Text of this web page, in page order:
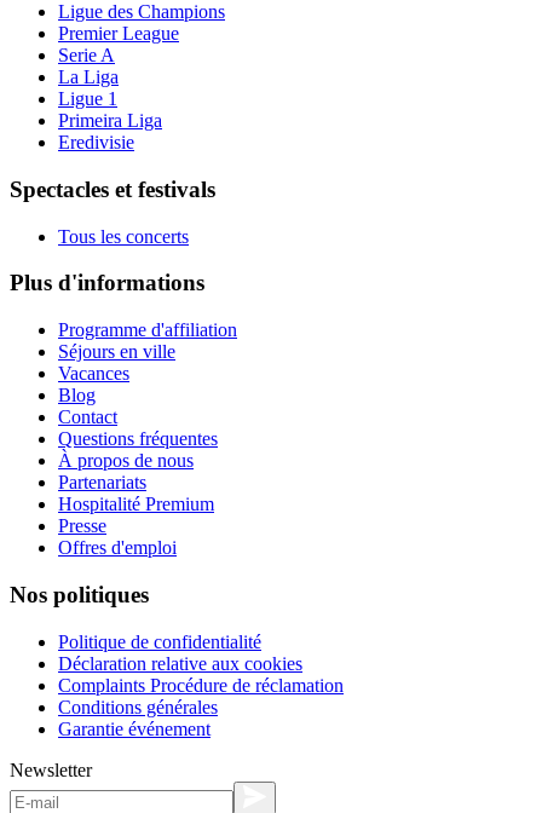
Ligue des Champions
Premier League
Serie A
La Liga
Ligue 1
Primeira Liga
Eredivisie
Spectacles et festivals
Tous les concerts
Plus d'informations
Programme d'affiliation
Séjours en ville
Vacances
Blog
Contact
Questions fréquentes
À propos de nous
Partenariats
Hospitalité Premium
Presse
Offres d'emploi
Nos politiques
Politique de confidentialité
Déclaration relative aux cookies
Complaints Procédure de réclamation
Conditions générales
Garantie événement
Newsletter